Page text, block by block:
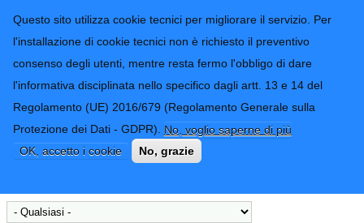
Questo sito utilizza cookie tecnici per migliorare il servizio. Per
l'installazione di cookie tecnici non è richiesto il preventivo
consenso degli utenti, mentre resta fermo l'obbligo di dare
l'informativa disciplinata nello specifico dagli artt. 13 e 14 del
Regolamento (UE) 2016/679 (Regolamento Generale sulla
Protezione dei Dati - GDPR). No, voglio saperne di più
OK, accetto i cookie
No, grazie
Provincia di
Imperia
CONTATTI-URP
TRASPARENZA
Form di ricerca
Incarichi professionali conferiti
Settore